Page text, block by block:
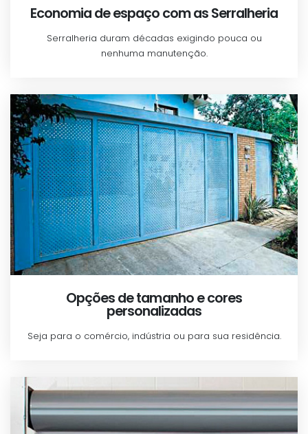
Economia de espaço com as Serralheria
Serralheria duram décadas exigindo pouca ou
nenhuma manutenção.
Opções de tamanho e cores
personalizadas
Seja para o comércio, indústria ou para sua residência.